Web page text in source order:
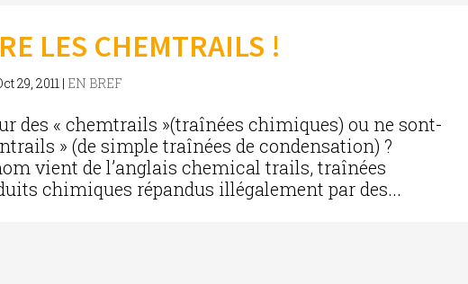
LES CHEMTRAILS !
29, 2011 | EN BREF
des « chemtrails »(traînées chimiques) ou ne sont-
» (de simple traînées de condensation) ?
vient de l’anglais chemical trails, traînées
chimiques répandus illégalement par des...